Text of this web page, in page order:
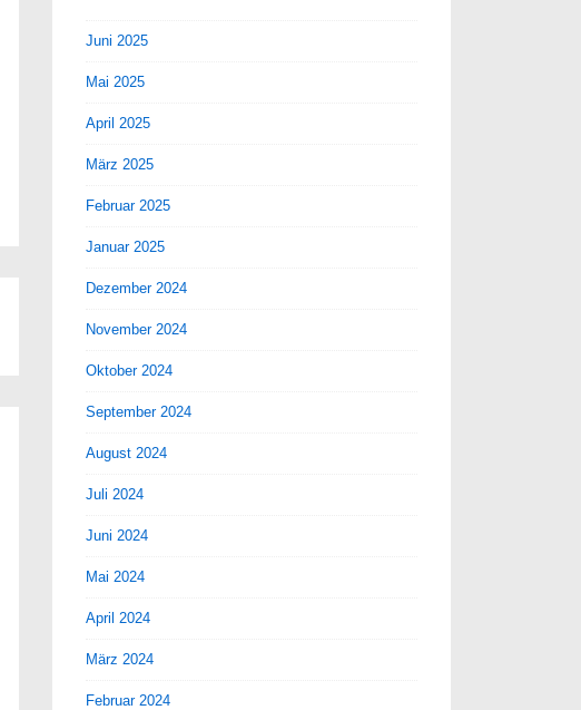
Juni 2025
Mai 2025
April 2025
März 2025
Februar 2025
Januar 2025
Dezember 2024
November 2024
Oktober 2024
September 2024
August 2024
Juli 2024
Juni 2024
Mai 2024
April 2024
März 2024
Februar 2024